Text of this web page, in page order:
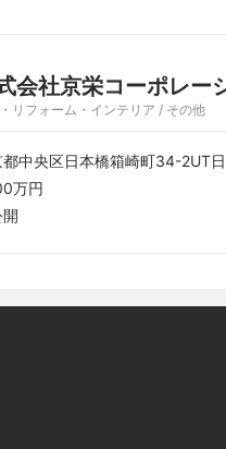
会社京栄コーポレー
リフォーム・インテリア / その他
都中央区日本橋箱崎町34-2UT
万円